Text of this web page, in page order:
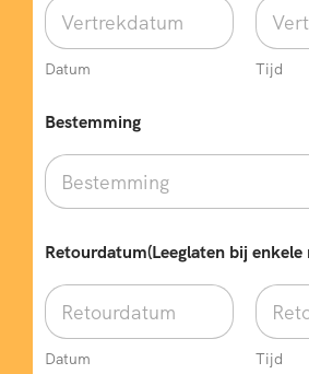
Datum Tijd
Bestemming
e
s
)
*
w
Retourdatum(Leeglaten bij enkele
Datum Tijd